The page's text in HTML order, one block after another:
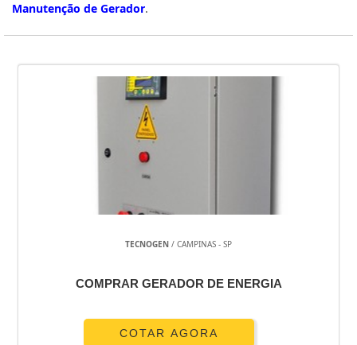
Manutenção de Gerador.
TECNOGEN / CAMPINAS - SP
COMPRAR GERADOR DE ENERGIA
COTAR AGORA